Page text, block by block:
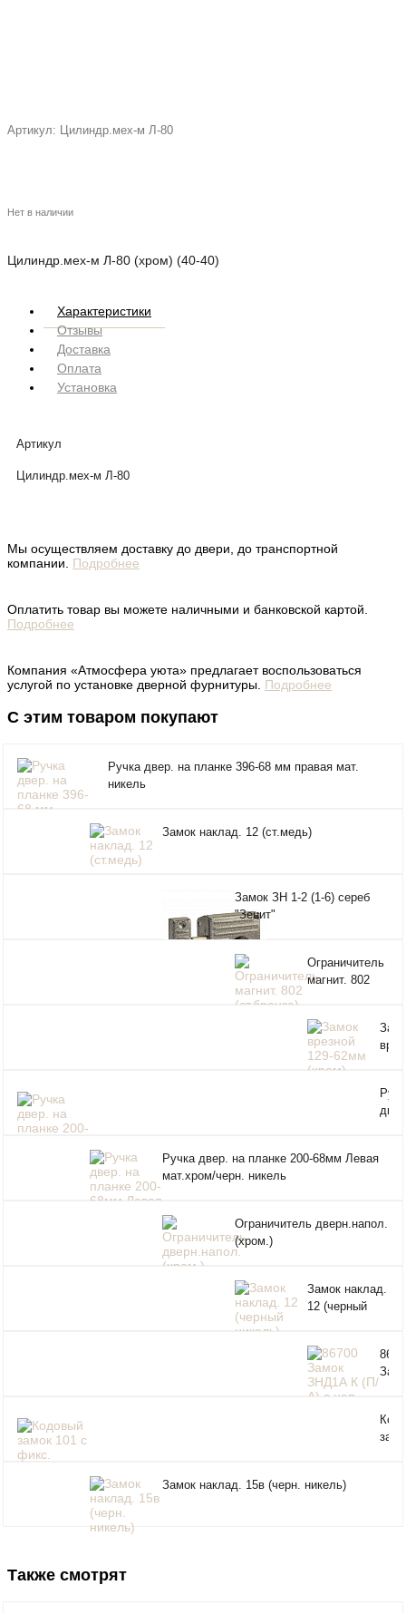
Артикул: Цилиндр.мех-м Л-80
Нет в наличии
Цилиндр.мех-м Л-80 (хром) (40-40)
Характеристики
Отзывы
Доставка
Оплата
Установка
Артикул
Цилиндр.мех-м Л-80
Мы осуществляем доставку до двери, до транспортной
компании. Подробнее
Оплатить товар вы можете наличными и банковской картой.
Подробнее
Компания «Атмосфера уюта» предлагает воспользоваться
услугой по установке дверной фурнитуры. Подробнее
С этим товаром покупают
Ручка двер. на планке 396-68 мм правая мат.
никель
Замок наклад. 12 (ст.медь)
Замок ЗН 1-2 (1-6) сереб
"Зенит"
Ограничитель
магнит. 802
Ручка двер. на планке 200-68мм Левая
мат.хром/черн. никель
Ограничитель дверн.напол.
(хром.)
Замок наклад.
12 (черный
с
Замок наклад. 15в (черн. никель)
Также смотрят